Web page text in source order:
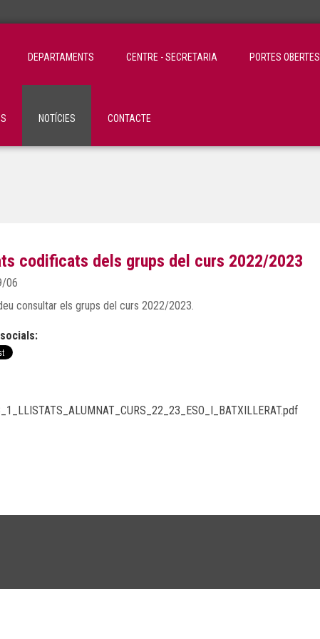
DEPARTAMENTS CENTRE - SECRETARIA PORTES OBERTES
NOTÍCIES CONTACTE
codificats dels grups del curs 2022/2023
06
consultar els grups del curs 2022/2023.